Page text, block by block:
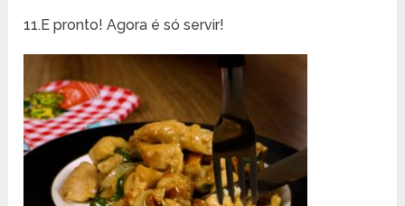
11.E pronto! Agora é só servir!